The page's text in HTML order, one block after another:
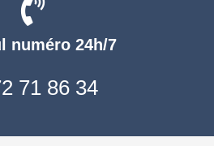
numéro 24h/7
71 86 34